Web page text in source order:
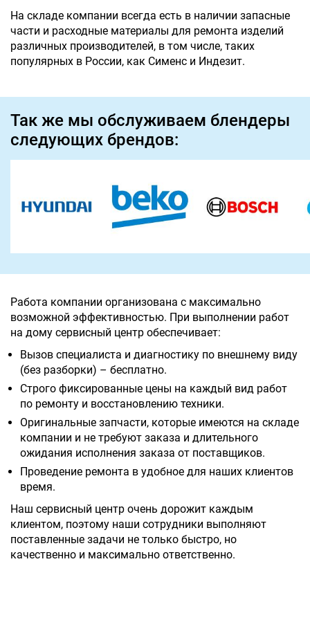
На складе компании всегда есть в наличии запасные
части и расходные материалы для ремонта изделий
различных производителей, в том числе, таких
популярных в России, как Сименс и Индезит.
Так же мы обслуживаем блендеры
следующих брендов:
Работа компании организована с максимально
возможной эффективностью. При выполнении работ
на дому сервисный центр обеспечивает:
Вызов специалиста и диагностику по внешнему виду
(без разборки) – бесплатно.
Строго фиксированные цены на каждый вид работ
по ремонту и восстановлению техники.
Оригинальные запчасти, которые имеются на складе
компании и не требуют заказа и длительного
ожидания исполнения заказа от поставщиков.
Проведение ремонта в удобное для наших клиентов
время.
Наш сервисный центр очень дорожит каждым
клиентом, поэтому наши сотрудники выполняют
поставленные задачи не только быстро, но
качественно и максимально ответственно.